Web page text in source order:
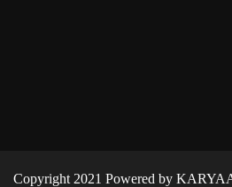
Copyright 2021 Powered by